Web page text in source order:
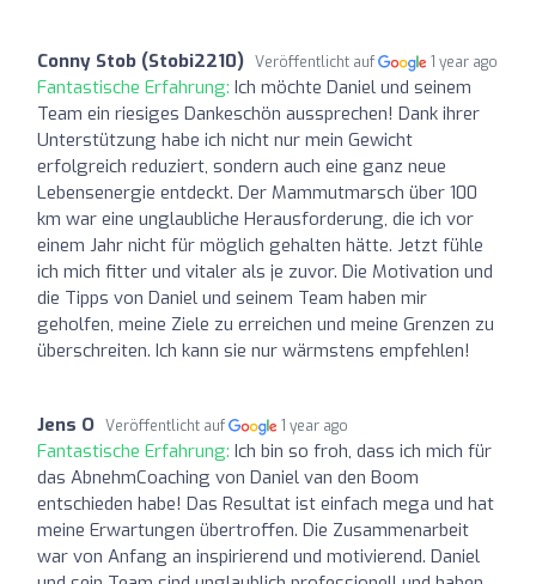
Conny Stob (Stobi2210) Veröffentlicht auf 1 year ago
Fantastische Erfahrung: Ich möchte Daniel und seinem
Team ein riesiges Dankeschön aussprechen! Dank ihrer
Unterstützung habe ich nicht nur mein Gewicht
erfolgreich reduziert, sondern auch eine ganz neue
Lebensenergie entdeckt. Der Mammutmarsch über 100
km war eine unglaubliche Herausforderung, die ich vor
einem Jahr nicht für möglich gehalten hätte. Jetzt fühle
ich mich fitter und vitaler als je zuvor. Die Motivation und
die Tipps von Daniel und seinem Team haben mir
geholfen, meine Ziele zu erreichen und meine Grenzen zu
überschreiten. Ich kann sie nur wärmstens empfehlen!
Jens O Veröffentlicht auf 1 year ago
Fantastische Erfahrung: Ich bin so froh, dass ich mich für
das AbnehmCoaching von Daniel van den Boom
entschieden habe! Das Resultat ist einfach mega und hat
meine Erwartungen übertroffen. Die Zusammenarbeit
war von Anfang an inspirierend und motivierend. Daniel